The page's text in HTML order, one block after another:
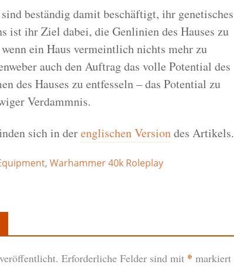
beständig damit beschäftigt, ihr genetisches
ist ihr Ziel dabei, die Genlinien des Hauses zu
ein Haus vermeintlich nichts mehr zu
auch den Auftrag das volle Potential des
des Hauses zu entfesseln – das Potential zu
Verdammnis.
sich in derenglischen Versiondes Artikels.
, Warhammer 40k Roleplay
Erforderliche Felder sind mit * markiert